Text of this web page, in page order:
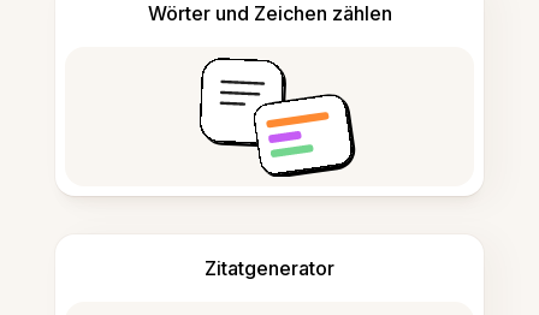
Wörter und Zeichen zählen
Zitatgenerator